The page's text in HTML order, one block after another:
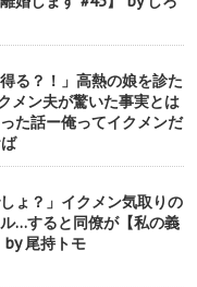
る？！」高熱の娘を診た
メン夫が驚いた事実とは
た話ー俺ってイクメンだ
ょ？」イクメン気取りの
…すると同僚が【私の義
尾持トモ